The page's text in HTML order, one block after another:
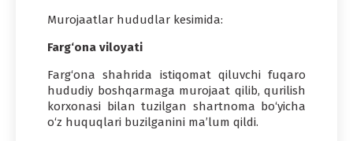
Murojaatlar hududlar kesimida:
Farg‘ona viloyati
Farg‘ona shahrida istiqomat qiluvchi fuqaro
hududiy boshqarmaga murojaat qilib, qurilish
korxonasi bilan tuzilgan shartnoma bo‘yicha
o‘z huquqlari buzilganini ma’lum qildi.